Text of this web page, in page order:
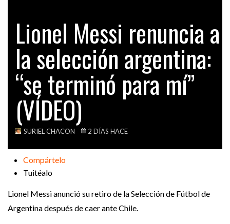
TECH
VIDEOS
Lionel Messi renuncia a
la selección argentina:
“se terminó para mí”
(VÍDEO)
SURIEL CHACON 2 DÍAS HACE
Compártelo
Tuitéalo
Lionel Messi anunció su retiro de la Selección de Fútbol de
Argentina después de caer ante Chile.